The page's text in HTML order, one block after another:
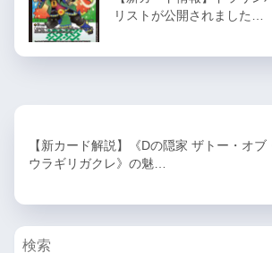
リストが公開されました…
【新カード解説】《Dの隠家 ザトー・オブ
ウラギリガクレ》の魅…